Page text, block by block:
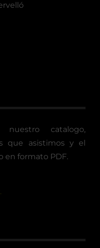
catalogo,
que asistimos y el
en formato PDF.